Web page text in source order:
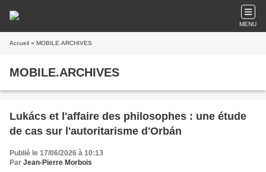
MENU
Accueil » MOBILE.ARCHIVES
MOBILE.ARCHIVES
Lukács et l'affaire des philosophes : une étude
de cas sur l'autoritarisme d'Orbán
Publié le 17/06/2026 à 10:13
Par Jean-Pierre Morbois